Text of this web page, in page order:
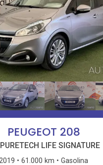
PEUGEOT 208
LIFE SIGNATURE
2019 61.000 km
Gasolina